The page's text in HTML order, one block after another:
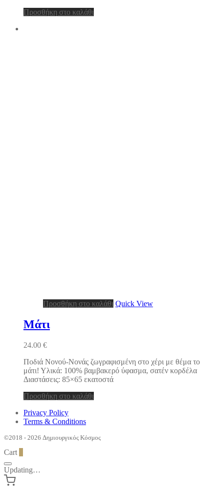
Προσθήκη στο καλάθι
Προσθήκη στο καλάθι Quick View
Μάτι
24.00 €
Ποδιά Νονού-Νονάς ζωγραφισμένη στο χέρι με θέμα το
μάτι! Υλικά: 100% βαμβακερό ύφασμα, σατέν κορδέλα
Διαστάσεις: 85×65 εκατοστά
Προσθήκη στο καλάθι
Privacy Policy
Terms & Conditions
©2018 - 2026 Δημιουργικός Κόσμος
Cart
Updating…